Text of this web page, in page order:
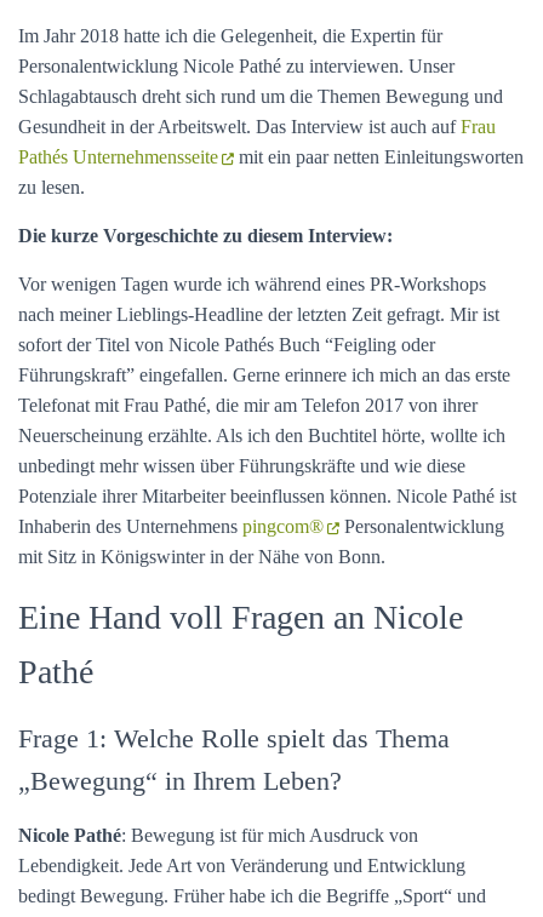
t u
d
m
Im Jahr 2018 hatte ich die Gelegenheit, die Expertin für
Personalentwicklung Nicole Pathé zu interviewen. Unser
Schlagabtausch dreht sich rund um die Themen Bewegung und
Gesundheit in der Arbeitswelt. Das Interview ist auch aufFrau
Pathés Unternehmensseite
mit ein paar netten Einleitungsworten
zu lesen.
Die kurze Vorgeschichte zu diesem Interview:
Vor wenigen Tagen wurde ich während eines PR-Workshops
nach meiner Lieblings-Headline der letzten Zeit gefragt. Mir ist
sofort der Titel von Nicole Pathés Buch “Feigling oder
Führungskraft” eingefallen. Gerne erinnere ich mich an das erste
Telefonat mit Frau Pathé, die mir am Telefon 2017 von ihrer
Neuerscheinung erzählte. Als ich den Buchtitel hörte, wollte ich
unbedingt mehr wissen über Führungskräfte und wie diese
Potenziale ihrer Mitarbeiter beeinflussen können. Nicole Pathé ist
Inhaberin des Unternehmens pingcom®
Personalentwicklung
mit Sitz in Königswinter in der Nähe von Bonn.
Eine Hand voll Fragen an Nicole
Pathé
Frage 1: Welche Rolle spielt das Thema
„Bewegung“ in Ihrem Leben?
Nicole Pathé: Bewegung ist für mich Ausdruck von
Lebendigkeit. Jede Art von Veränderung und Entwicklung
bedingt Bewegung. Früher habe ich die Begriffe „Sport“ und